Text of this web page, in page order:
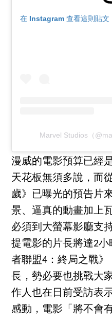
在 Instagram 查看這則貼文
Marvel Studios（
漫威的電影預算已經
天花板無須多說，而
歲》已曝光的預告片
景、逼真的動畫加上
必須到大螢幕影廳支
提電影的片長將達2
者聯盟4：終局之戰
長，勢必要也挑戰大
作人也在日前受訪表
感動，電影「將不會